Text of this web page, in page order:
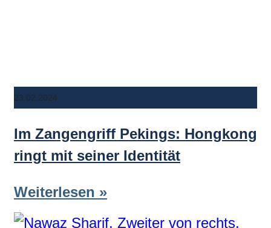
23.02.2024
Im Zangengriff Pekings: Hongkong
ringt mit seiner Identität
Weiterlesen »